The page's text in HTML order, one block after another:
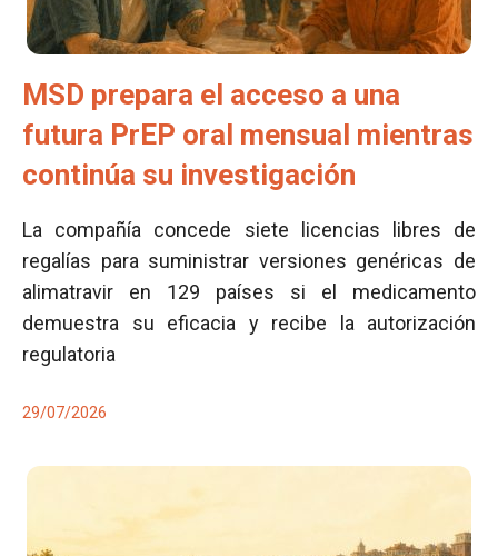
MSD prepara el acceso a una
futura PrEP oral mensual mientras
continúa su investigación
La compañía concede siete licencias libres de
regalías para suministrar versiones genéricas de
alimatravir en 129 países si el medicamento
demuestra su eficacia y recibe la autorización
regulatoria
29/07/2026